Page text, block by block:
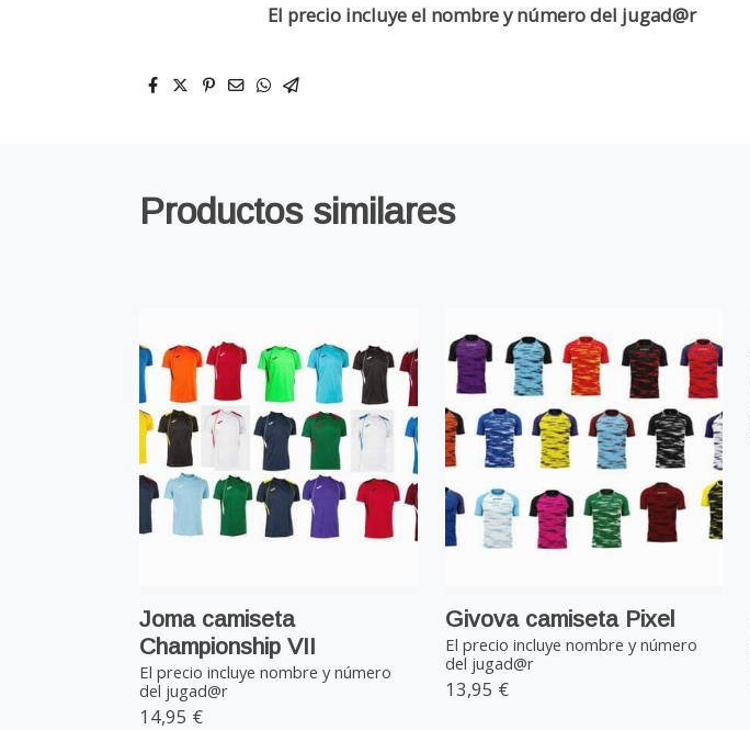
El precio incluye el nombre y número del jugad@r
Productos similares
Joma camiseta
Championship VII
El precio incluye nombre y número
del jugad@r
14,95 €
Givova camiseta Pixel
El precio incluye nombre y número
del jugad@r
13,95 €